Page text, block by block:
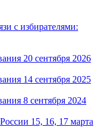
с избирателями:
20 сентября 2026
14 сентября 2025
8 сентября 2024
15, 16, 17 марта